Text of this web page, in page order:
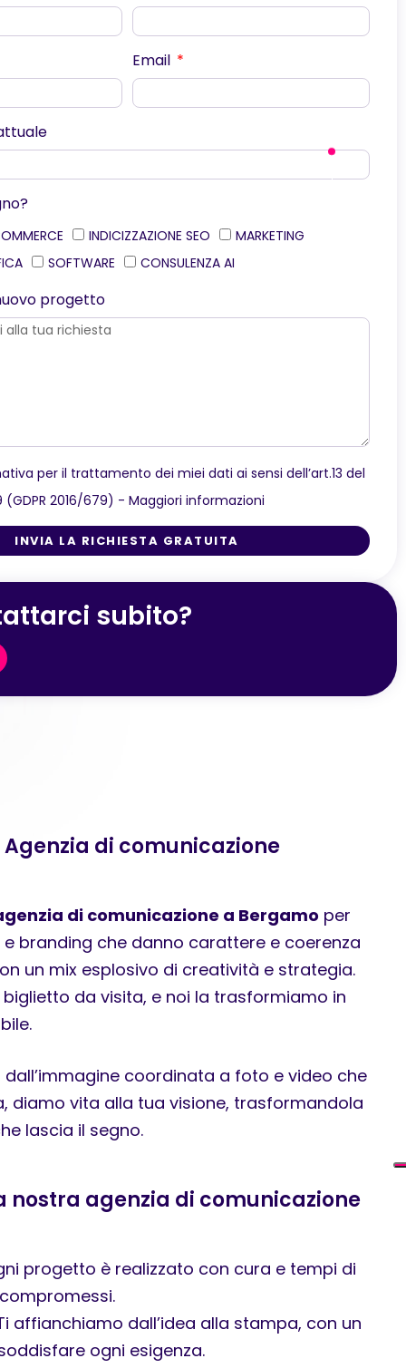
Email
INDICIZZAZIONE SEO
MARKETING
SOFTWARE CONSULENZA AI
progetto
per il trattamento dei miei dati ai sensi dell’art.13 del
(GDPR 2016/679) - Maggiori informazioni
INVIA LA RICHIESTA GRATUITA
subito?
di comunicazione
di comunicazione a Bergamo per
branding che danno carattere e coerenza
un mix esplosivo di creatività e strategia.
da visita, e noi la trasformiamo in
dall’immagine coordinata a foto e video che
diamo vita alla tua visione, trasformandola
lascia il segno.
nostra agenzia di comunicazione
progetto è realizzato con cura e tempi di
affianchiamo dall’idea alla stampa, con un
ogni esigenza.